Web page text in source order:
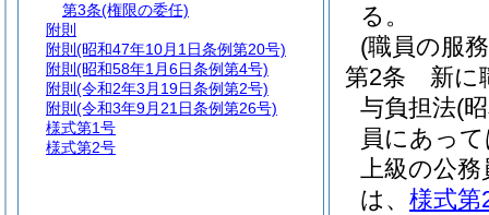
る。
(職員の服
第2条
新に
与負担法(
員にあっ
上級の公
は、 様式第
第3条(権限の委任)
附則
附則 (昭和47年10月1日条例第20号)
附則 (昭和58年1月6日条例第4号)
附則 (令和2年3月19日条例第2号)
附則 (令和3年9月21日条例第26号)
様式第1号
様式第2号